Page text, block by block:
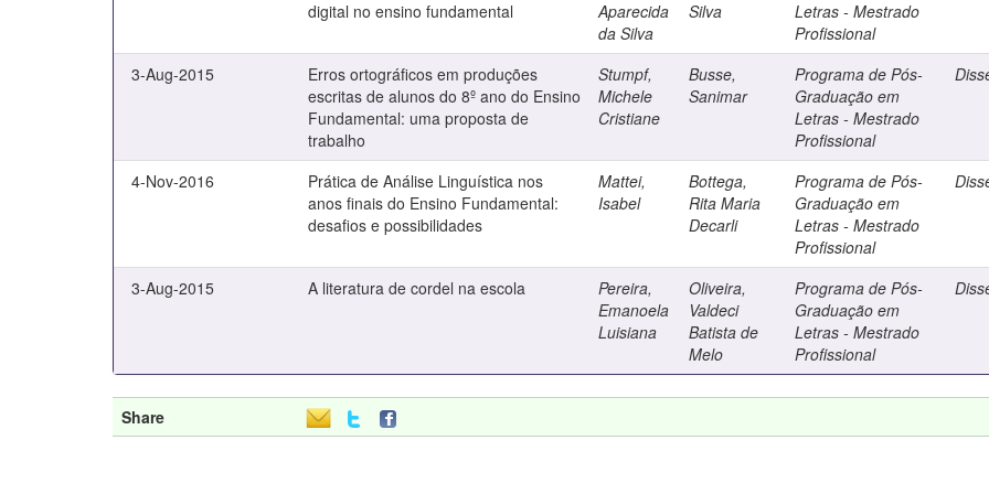
digital no ensino fundamental
Aparecida
da Silva
Silva
Letras - Mestrado
Profissional
3-Aug-2015
Erros ortográficos em produções
escritas de alunos do 8º ano do Ensino
Fundamental: uma proposta de
trabalho
Stumpf,
Michele
Cristiane
Busse,
Sanimar
Programa de Pós-
Graduação em
Letras - Mestrado
Profissional
4-Nov-2016
Prática de Análise Linguística nos
anos finais do Ensino Fundamental:
desafios e possibilidades
Mattei,
Isabel
Bottega,
Rita Maria
Decarli
Programa de Pós-
Graduação em
Letras - Mestrado
Profissional
3-Aug-2015 A literatura de cordel na escola
Pereira,
Emanoela
Luisiana
Oliveira,
Valdeci
Batista de
Melo
Programa de Pós-
Graduação em
Letras - Mestrado
Profissional
Share